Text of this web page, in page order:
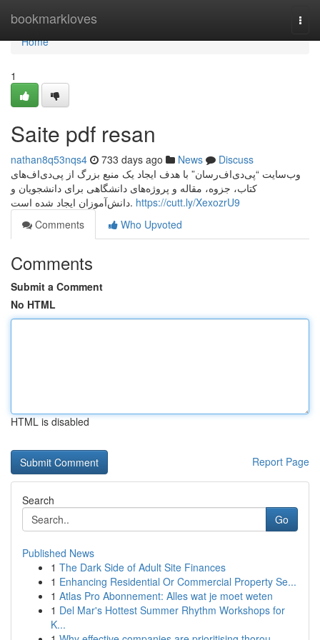
bookmarkloves
Home
Home
1
Saite pdf resan
nathan8q53nqs4 733 days ago News
Discuss
وب‌سایت “پی‌دی‌اف‌رسان” با هدف ایجاد یک منبع بزرگ از پی‌دی‌اف‌های
کتاب، جزوه، مقاله و پروژه‌های دانشگاهی برای دانشجویان و
دانش‌آموزان ایجاد شده است. https://cutt.ly/XexozrU9
Comments
Who Upvoted
Comments
Submit a Comment
No HTML
HTML is disabled
Report Page
Search
Go
Published News
1 The Dark Side of Adult Site Finances
1 Enhancing Residential Or Commercial Property Se...
1 Atlas Pro Abonnement: Alles wat je moet weten
1 Del Mar's Hottest Summer Rhythm Workshops for
K...